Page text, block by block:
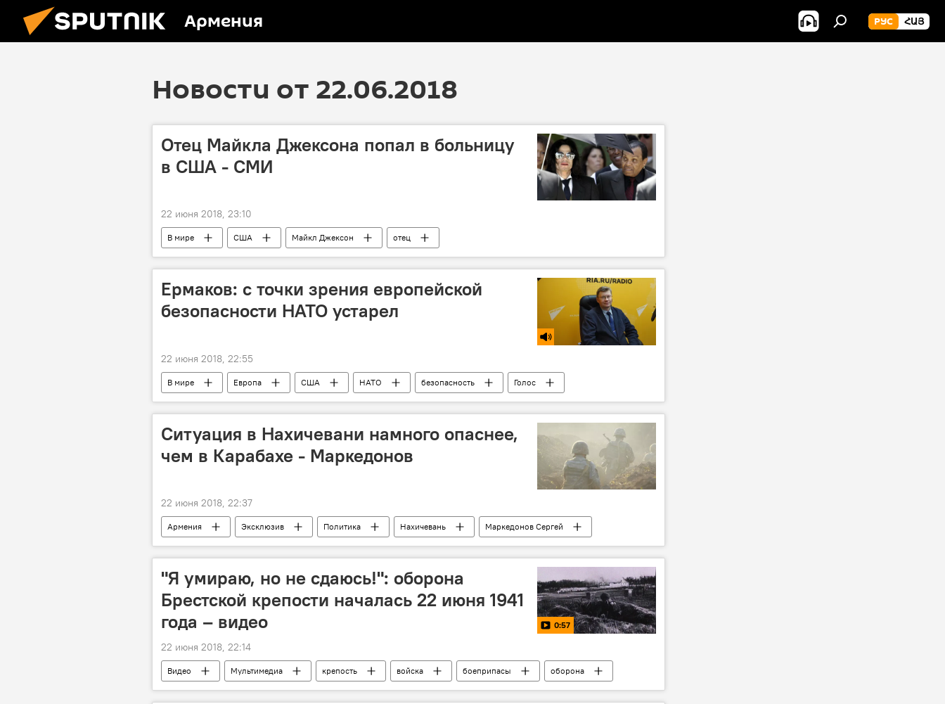
Армения РУС ՀԱՅ
Новости от 22.06.2018
Отец Майкла Джексона попал в больницу
в США - СМИ
22 июня 2018, 23:10
В мире США Майкл Джексон отец
Ермаков: с точки зрения европейской
безопасности НАТО устарел
22 июня 2018, 22:55
В мире Европа США НАТО безопасность
Голос
влияние
Ситуация в Нахичевани намного опаснее,
чем в Карабахе - Маркедонов
22 июня 2018, 22:37
Армения Эксклюзив Политика Нахичевань
Маркедонов Сергей
карабахское урегулирование
"Я умираю, но не сдаюсь!": оборона
Брестской крепости началась 22 июня 1941
года – видео
0:57
22 июня 2018, 22:14
Видео Мультимедиа крепость войска боеприпасы оборона